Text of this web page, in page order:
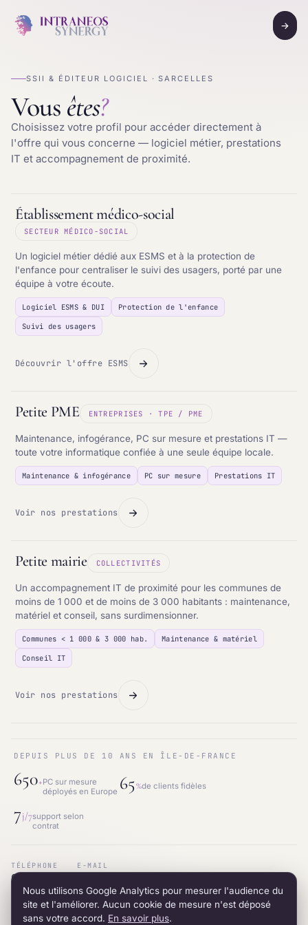
→
SSII & ÉDITEUR LOGICIEL · SARCELLES
Vous êtes?
Choisissez votre profil pour accéder directement à
l'offre qui vous concerne — logiciel métier, prestations
IT et accompagnement de proximité.
Établissement médico-social
SECTEUR MÉDICO-SOCIAL
Un logiciel métier dédié aux ESMS et à la protection de
l'enfance pour centraliser le suivi des usagers, porté par une
équipe à votre écoute.
Logiciel ESMS & DUI
Protection de l'enfance
Suivi des usagers
Découvrir l'offre ESMS
Petite PME ENTREPRISES · TPE / PME
Maintenance, infogérance, PC sur mesure et prestations IT —
toute votre informatique confiée à une seule équipe locale.
Maintenance & infogérance PC sur mesure Prestations IT
Voir nos prestations
Petite mairie COLLECTIVITÉS
Un accompagnement IT de proximité pour les communes de
moins de 1 000 et de moins de 3 000 habitants : maintenance,
matériel et conseil, sans surdimensionner.
Communes < 1 000 & 3 000 hab.
Maintenance & matériel
Conseil IT
Voir nos prestations
DEPUIS PLUS DE 10 ANS EN ÎLE-DE-FRANCE
650+PC sur mesure
déployés en Europe 65%de clients fidèles
7j/7support selon
contrat
TÉLÉPHONE
01.87.53.66.31
E-MAIL
ADRESSE
12 avenue du 8 mai 1945 · 95200 Sarcelles
RÉSEAU
LinkedIn
Nous utilisons Google Analytics pour mesurer l'audience du
site et l'améliorer. Aucun cookie de mesure n'est déposé
sans votre accord. En savoir plus.